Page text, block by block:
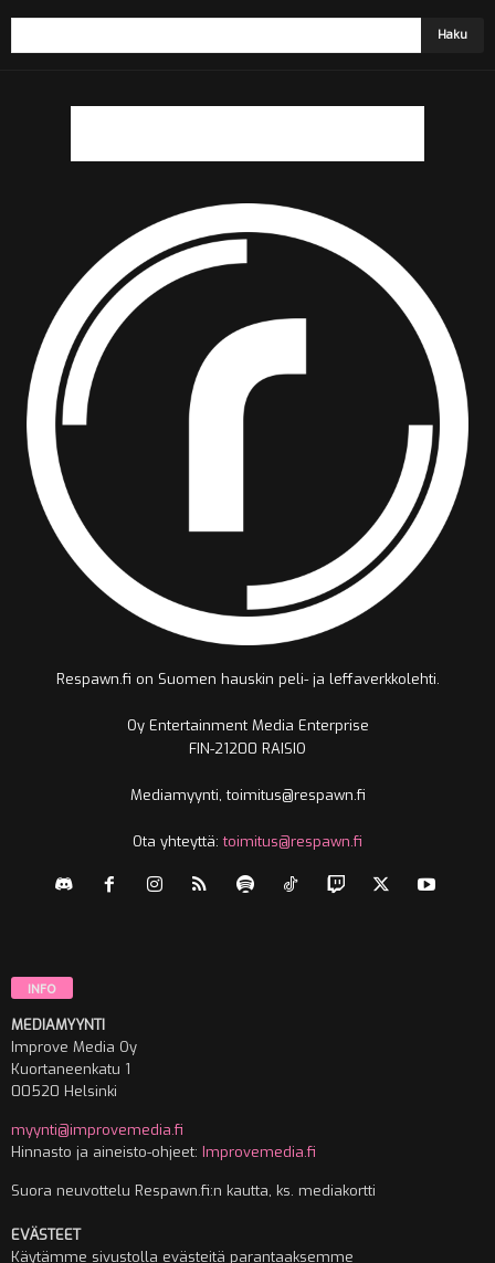
Respawn.fi on Suomen hauskin peli- ja leffaverkkolehti.
Oy Entertainment Media Enterprise
FIN-21200 RAISIO
Mediamyynti, toimitus@respawn.fi
Ota yhteyttä:toimitus@respawn.fi
INFO
MEDIAMYYNTI
Improve Media Oy
Kuortaneenkatu 1
00520 Helsinki
myynti@improvemedia.fi
Hinnasto ja aineisto-ohjeet: Improvemedia.fi
Suora neuvottelu Respawn.fi:n kautta, ks. mediakortti
EVÄSTEET
Käytämme sivustolla evästeitä parantaaksemme